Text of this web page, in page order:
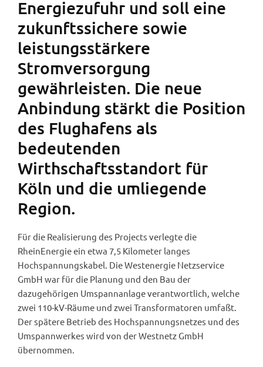
Energiezufuhr und soll eine
zukunftssichere sowie
leistungsstärkere
Stromversorgung
gewährleisten. Die neue
Anbindung stärkt die Position
des Flughafens als
bedeutenden
Wirthschaftsstandort für
Köln und die umliegende
Region.
Für die Realisierung des Projects verlegte die
RheinEnergie ein etwa 7,5 Kilometer langes
Hochspannungskabel. Die Westenergie Netzservice
GmbH war für die Planung und den Bau der
dazugehörigen Umspannanlage verantwortlich, welche
zwei 110-kV-Räume und zwei Transformatoren umfaßt.
Der spätere Betrieb des Hochspannungsnetzes und des
Umspannwerkes wird von der Westnetz GmbH
übernommen.